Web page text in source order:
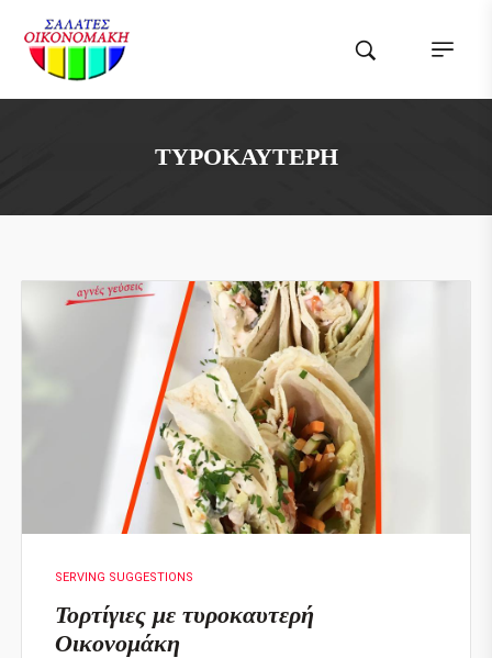
ΤΥΡΟΚΑΥΤΕΡΉ
SERVING SUGGESTIONS
Τορτίγιες με τυροκαυτερή
Οικονομάκη